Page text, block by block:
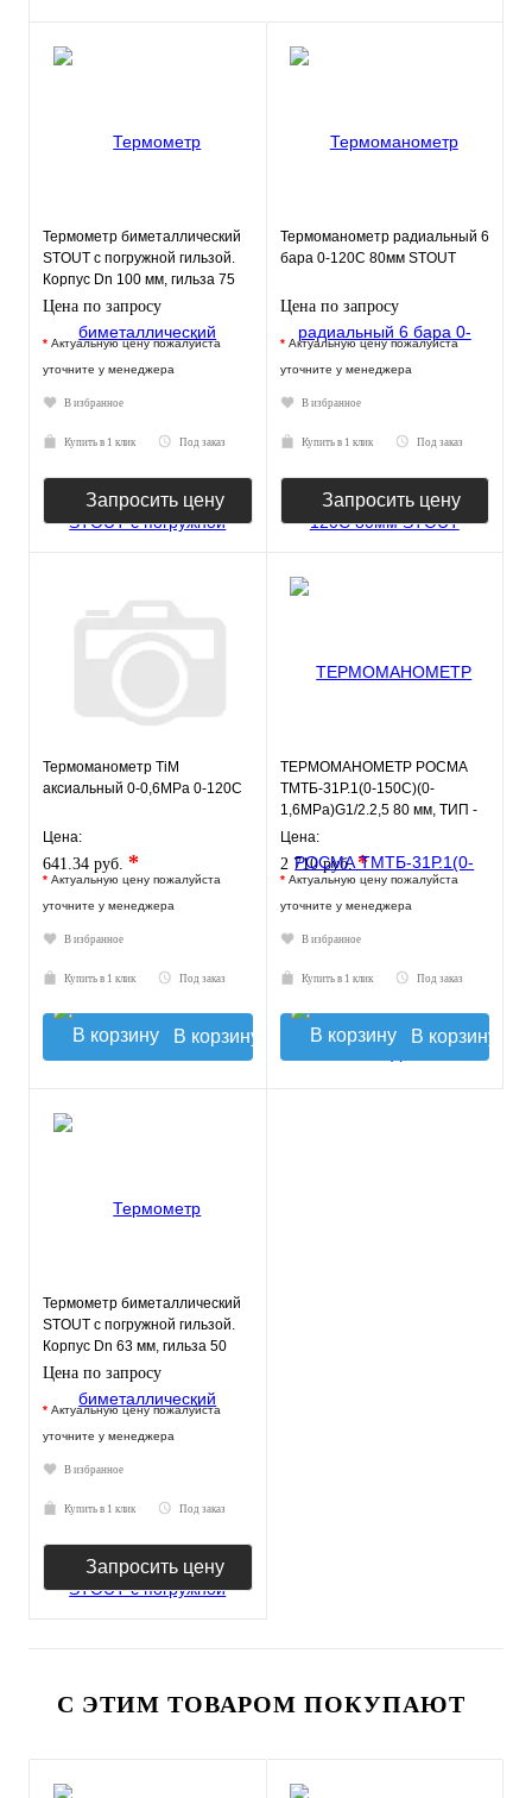
Термометр биметаллический
STOUT с погружной гильзой.
Корпус Dn 100 мм, гильза 75
мм 1/2"
Цена по запросу
* Актуальную цену пожалуйста
уточните у менеджера
В избранное
Купить в 1 клик Под заказ
Запросить цену
Термоманометр радиальный 6
бара 0-120С 80мм STOUT
Цена по запросу
* Актуальную цену пожалуйста
уточните у менеджера
В избранное
Купить в 1 клик Под заказ
Запросить цену
Термоманометр TiM
аксиальный 0-0,6МРа 0-120С
Цена:
641.34 руб. *
* Актуальную цену пожалуйста
уточните у менеджера
В избранное
Купить в 1 клик Под заказ
В корзину
ТЕРМОМАНОМЕТР РОСМА
ТМТБ-31Р.1(0-150С)(0-
1,6MPa)G1/2.2,5 80 мм, ТИП -
ТМТБ-31Р, температура: 0-
150С
Цена:
2 710 руб.*
* Актуальную цену пожалуйста
уточните у менеджера
В избранное
Купить в 1 клик Под заказ
В корзину
Термометр биметаллический
STOUT с погружной гильзой.
Корпус Dn 63 мм, гильза 50
мм, резьба
Цена по запросу
* Актуальную цену пожалуйста
уточните у менеджера
В избранное
Купить в 1 клик Под заказ
Запросить цену
С ЭТИМ ТОВАРОМ ПОКУПАЮТ